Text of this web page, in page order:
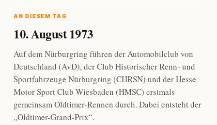
AN DIESEM TAG
10. August 1973
Auf dem Nürburgring führen der Automobilclub von
Deutschland (AvD), der Club Historischer Renn- und
Sportfahrzeuge Nürburgring (CHRSN) und der Hesse
Motor Sport Club Wiesbaden (HMSC) erstmals
gemeinsam Oldtimer-Rennen durch. Dabei entsteht der
„Oldtimer-Grand-Prix“.